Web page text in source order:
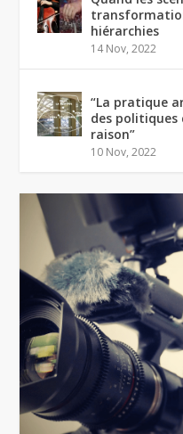
hiérarchies
14 Nov, 2022
“La pratique
des politiques
raison”
10 Nov, 2022